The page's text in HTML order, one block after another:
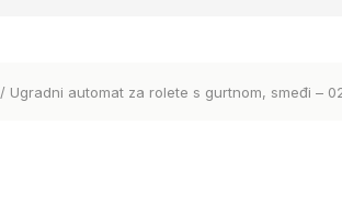
/ Ugradni automat za rolete s gurtnom, smeđi –